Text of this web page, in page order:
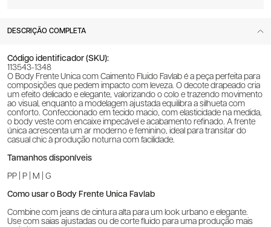
DESCRIÇÃO COMPLETA
Código identificador (SKU):
113543-1348
O Body Frente Única com Caimento Fluido Favlab é a peça perfeita para
composições que pedem impacto com leveza. O decote drapeado cria
um efeito delicado e elegante, valorizando o colo e trazendo movimento
ao visual, enquanto a modelagem ajustada equilibra a silhueta com
conforto. Confeccionado em tecido macio, com elasticidade na medida,
o body veste com encaixe impecável e acabamento refinado. A frente
única acrescenta um ar moderno e feminino, ideal para transitar do
casual chic à produção noturna com facilidade.
Tamanhos disponíveis
PP | P | M | G
Como usar o Body Frente Única Favlab
Combine com jeans de cintura alta para um look urbano e elegante.
Use com saias ajustadas ou de corte fluido para uma produção mais